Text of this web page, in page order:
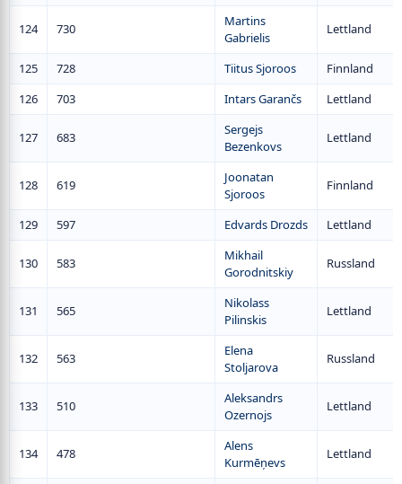
124 730
Martins
Gabrielis
Lettland
125 728 Tiitus Sjoroos
Finnland
126
703 Intars Garančs Lettland
127 683
Sergejs
Bezenkovs
Lettland
128 619
Joonatan
Sjoroos
Finnland
129 597 Edvards Drozds Lettland
130 583
Mikhail
Gorodnitskiy
Russland
131 565
Nikolass
Pilinskis
Lettland
132 563
Elena
Stoljarova
Russland
133 510
Aleksandrs
Ozernojs
Lettland
134 478
Alens
Kurmēņevs
Lettland